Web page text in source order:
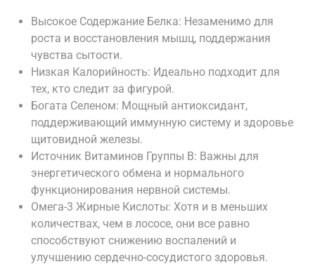
Высокое Содержание Белка: Незаменимо для
роста и восстановления мышц, поддержания
чувства сытости.
Низкая Калорийность: Идеально подходит для
тех, кто следит за фигурой.
Богата Селеном: Мощный антиоксидант,
поддерживающий иммунную систему и здоровье
щитовидной железы.
Источник Витаминов Группы B: Важны для
энергетического обмена и нормального
функционирования нервной системы.
Омега-3 Жирные Кислоты: Хотя и в меньших
количествах, чем в лососе, они все равно
способствуют снижению воспалений и
улучшению сердечно-сосудистого здоровья.